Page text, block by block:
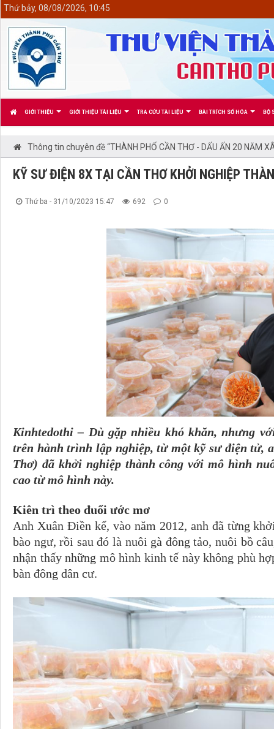
GIỚI THIỆU GIỚI THIỆU TÀI LIỆU TRA CỨU TÀI LIỆU BÀI TRÍCH SỐ HÓA BỘ
Thứ bảy, 08/08/2026, 10:45
Thông tin chuyên đề “THÀNH PHỐ CẦN THƠ - DẤU ẤN 20 NĂM
KỸ SƯ ĐIỆN 8X TẠI CẦN THƠ KHỞI NGHIỆP
Thứ ba - 31/10/2023 15:47 692 0
Kinhtedothi – Dù gặp nhiều khó khăn, nhưng
trên hành trình lập nghiệp, từ một kỹ sư điện tử,
Thơ) đã khởi nghiệp thành công với mô hình
cao từ mô hình này.
Kiên trì theo đuổi ước mơ
Anh Xuân Điền kể, vào năm 2012, anh đã từng
bào ngư, rồi sau đó là nuôi gà đông tảo, nuôi bồ
nhận thấy những mô hình kinh tế này không phù
bàn đông dân cư.
<